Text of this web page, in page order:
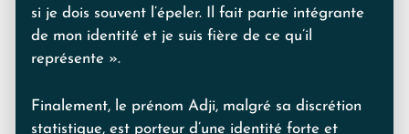
si je dois souvent l’épeler. Il fait partie intégrante
de mon identité et je suis fière de ce qu’il
représente ».
Finalement, le prénom Adji, malgré sa discrétion
statistique, est porteur d’une identité forte et